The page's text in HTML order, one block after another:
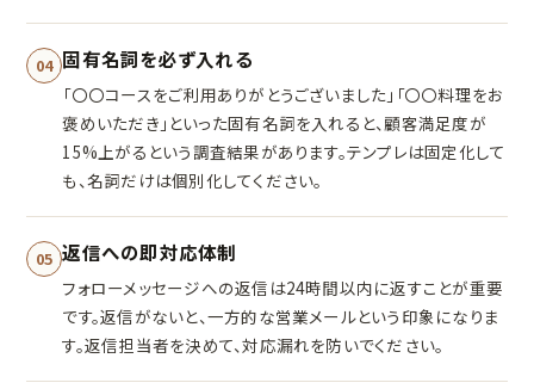
04 固有名詞を必ず入れる
「〇〇コースをご利用ありがとうございました」「〇〇料理をお
褒めいただき」といった固有名詞を入れると、顧客満足度が
15%上がるという調査結果があります。テンプレは固定化して
も、名詞だけは個別化してください。
05 返信への即対応体制
フォローメッセージへの返信は24時間以内に返すことが重要
です。返信がないと、一方的な営業メールという印象になりま
す。返信担当者を決めて、対応漏れを防いでください。